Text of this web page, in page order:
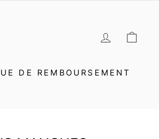
SE
DE REMBOURSEMENT